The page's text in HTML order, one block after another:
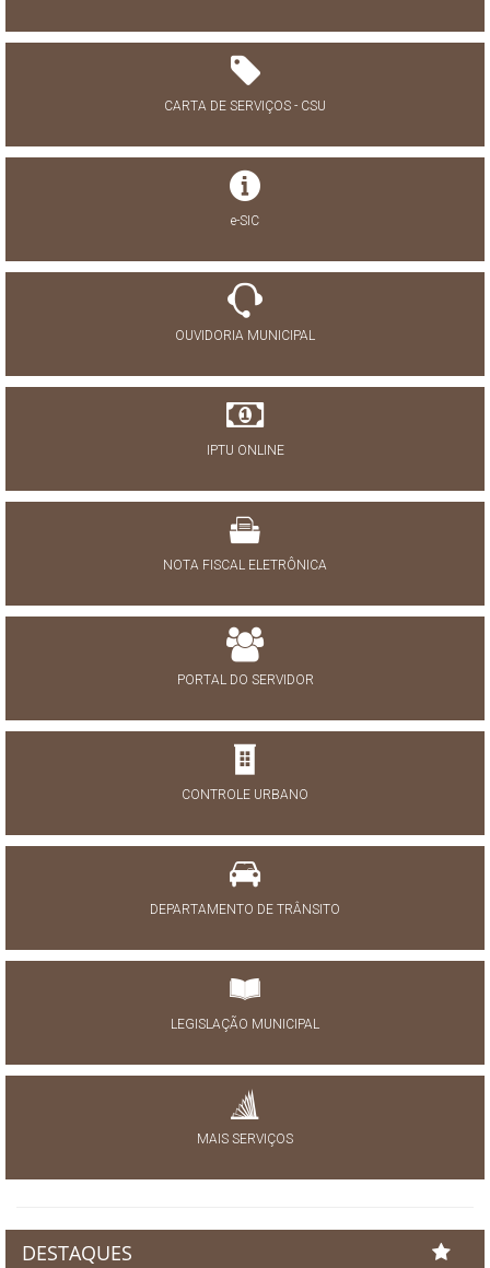
CARTA DE SERVIÇOS - CSU
e-SIC
OUVIDORIA MUNICIPAL
IPTU ONLINE
NOTA FISCAL ELETRÔNICA
PORTAL DO SERVIDOR
CONTROLE URBANO
DEPARTAMENTO DE TRÂNSITO
LEGISLAÇÃO MUNICIPAL
MAIS SERVIÇOS
DESTAQUES